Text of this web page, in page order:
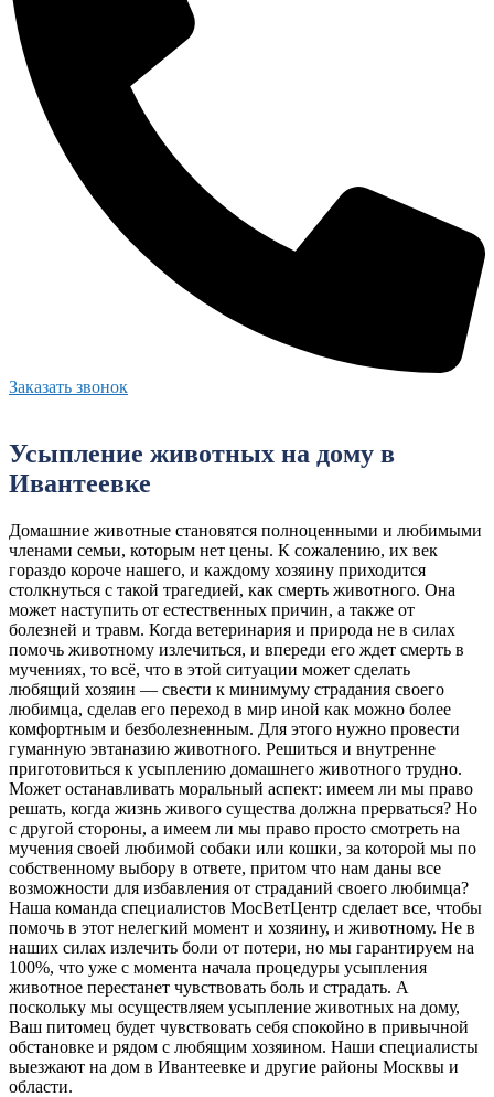
Заказать звонок
Усыпление животных на дому в
Ивантеевке
Домашние животные становятся полноценными и любимыми
членами семьи, которым нет цены. К сожалению, их век
гораздо короче нашего, и каждому хозяину приходится
столкнуться с такой трагедией, как смерть животного. Она
может наступить от естественных причин, а также от
болезней и травм. Когда ветеринария и природа не в силах
помочь животному излечиться, и впереди его ждет смерть в
мучениях, то всё, что в этой ситуации может сделать
любящий хозяин — свести к минимуму страдания своего
любимца, сделав его переход в мир иной как можно более
комфортным и безболезненным. Для этого нужно провести
гуманную эвтаназию животного. Решиться и внутренне
приготовиться к усыплению домашнего животного трудно.
Может останавливать моральный аспект: имеем ли мы право
решать, когда жизнь живого существа должна прерваться? Но
с другой стороны, а имеем ли мы право просто смотреть на
мучения своей любимой собаки или кошки, за которой мы по
собственному выбору в ответе, притом что нам даны все
возможности для избавления от страданий своего любимца?
Наша команда специалистов МосВетЦентр сделает все, чтобы
помочь в этот нелегкий момент и хозяину, и животному. Не в
наших силах излечить боли от потери, но мы гарантируем на
100%, что уже с момента начала процедуры усыпления
животное перестанет чувствовать боль и страдать. А
поскольку мы осуществляем усыпление животных на дому,
Ваш питомец будет чувствовать себя спокойно в привычной
обстановке и рядом с любящим хозяином. Наши специалисты
выезжают на дом в Ивантеевке и другие районы Москвы и
области.